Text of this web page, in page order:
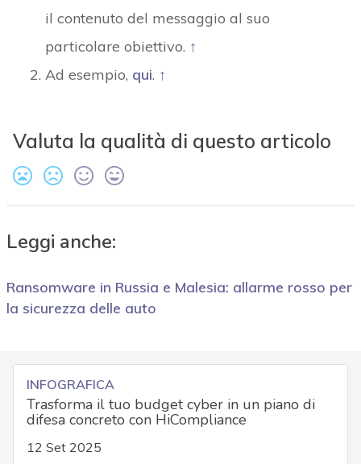
il contenuto del messaggio al suo
particolare obiettivo. ↑
Ad esempio, qui. ↑
Valuta la qualità di questo articolo
Leggi anche:
Ransomware in Russia e Malesia: allarme rosso per
la sicurezza delle auto
INFOGRAFICA
Trasforma il tuo budget cyber in un piano di
difesa concreto con HiCompliance
12 Set 2025